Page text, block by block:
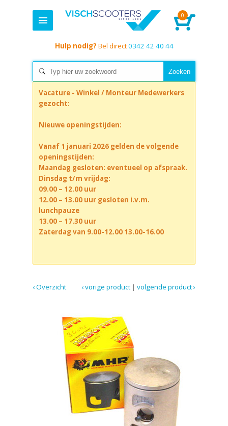
0
Hulp nodig? Bel direct0342 42 40 44
Vacature - Winkel / Monteur Medewerkers
gezocht:
Nieuwe openingstijden:
Vanaf 1 januari 2026 gelden de volgende
openingstijden:
Maandag gesloten: eventueel op afspraak.
Dinsdag t/m vrijdag:
09.00 – 12.00 uur
12.00 – 13.00 uur gesloten i.v.m.
lunchpauze
13.00 – 17.30 uur
Zaterdag van 9.00-12.00 13.00-16.00
‹ Overzicht volgende product ›
|
‹ vorige product